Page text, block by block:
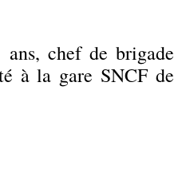
chef de brigade
à la gare SNCF de